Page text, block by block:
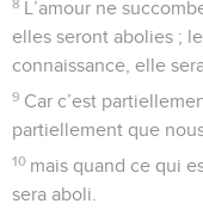
8 L’amour ne
elles seront abolies ;
connaissance, elle
9 Car c’est
partiellement que
10 mais quand ce qui
sera aboli.